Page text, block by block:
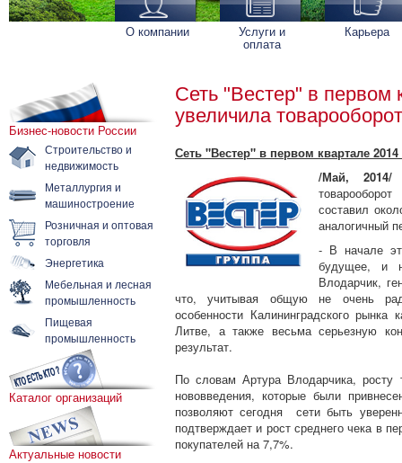
О компании Услуги и
оплата
Карьера
Бизнес-новости России
Строительство и
недвижимость
Металлургия и
машиностроение
Розничная и оптовая
торговля
Энергетика
Мебельная и лесная
промышленность
Пищевая
промышленность
Каталог организаций
Актуальные новости
Сеть "Вестер" в первом
увеличила
Сеть "Вестер" в первом квартале
/Май, 2014/
составил
аналогичный
- В начале
будущее, и
Влодарчик,
что, учитывая общую не очень
особенности Калининградского
Литве, а также весьма серьезную
результат.
По словам Артура Влодарчика, росту
нововведения, которые были
позволяют сегодня сети быть
подтверждает и рост среднего чека в
покупателей на 7,7%.